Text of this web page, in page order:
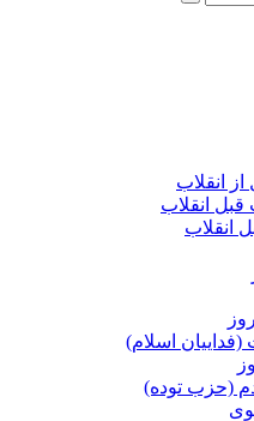
انقلاب
قبل انقلاب
انقلاب
(فداییان اسلام)
(حزب توده)